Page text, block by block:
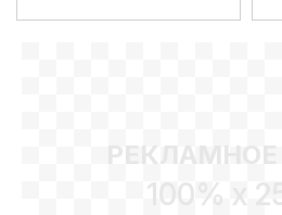
100% x